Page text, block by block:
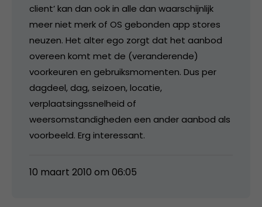
client’ kan dan ook in alle dan waarschijnlijk
meer niet merk of OS gebonden app stores
neuzen. Het alter ego zorgt dat het aanbod
overeen komt met de (veranderende)
voorkeuren en gebruiksmomenten. Dus per
dagdeel, dag, seizoen, locatie,
verplaatsingssnelheid of
weersomstandigheden een ander aanbod als
voorbeeld. Erg interessant.
10 maart 2010 om 06:05